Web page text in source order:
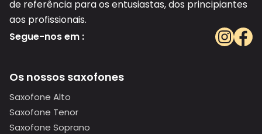
de referência para os entusiastas, dos principiantes
aos profissionais.
Segue-nos em :
Os nossos saxofones
Saxofone Alto
Saxofone Tenor
Saxofone Soprano